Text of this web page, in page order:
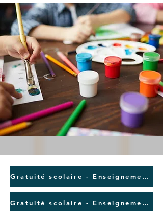
Gratuité scolaire - Enseignement maternelle 2023 - 2024
Gratuité scolaire - Enseignement primaire - P1/P2 - 2023 - 2024